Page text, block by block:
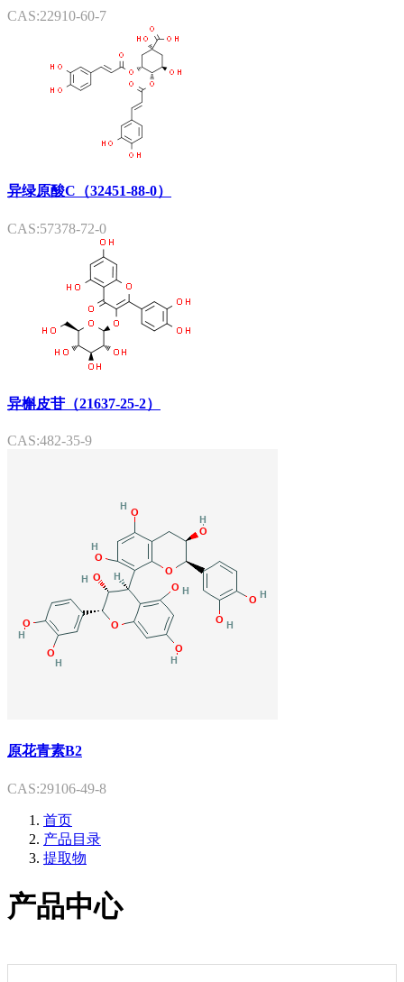
CAS:22910-60-7
异绿原酸C（32451-88-0）
CAS:57378-72-0
异槲皮苷（21637-25-2）
CAS:482-35-9
原花青素B2
CAS:29106-49-8
首页
产品目录
提取物
产品中心